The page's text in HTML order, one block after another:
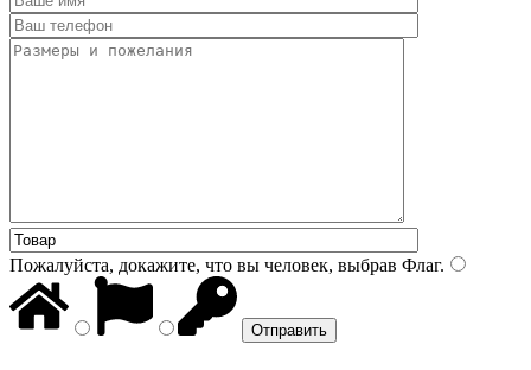
Пожалуйста, докажите, что вы человек, выбрав Флаг.